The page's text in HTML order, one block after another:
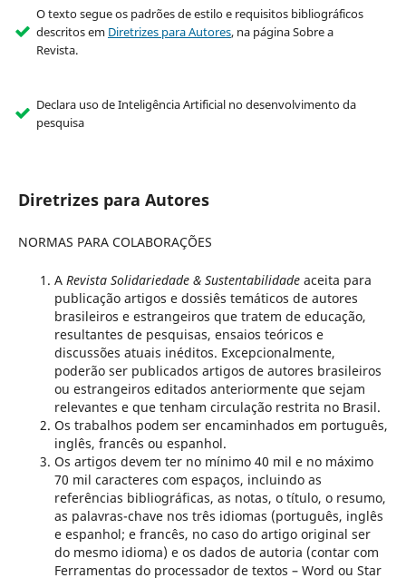
O texto segue os padrões de estilo e requisitos bibliográficos
descritos em Diretrizes para Autores, na página Sobre a
Revista.
Declara uso de Inteligência Artificial no desenvolvimento da
pesquisa
Diretrizes para Autores
NORMAS PARA COLABORAÇÕES
A Revista Solidariedade & Sustentabilidade aceita para
publicação artigos e dossiês temáticos de autores
brasileiros e estrangeiros que tratem de educação,
resultantes de pesquisas, ensaios teóricos e
discussões atuais inéditos. Excepcionalmente,
poderão ser publicados artigos de autores brasileiros
ou estrangeiros editados anteriormente que sejam
relevantes e que tenham circulação restrita no Brasil.
Os trabalhos podem ser encaminhados em português,
inglês, francês ou espanhol.
Os artigos devem ter no mínimo 40 mil e no máximo
70 mil caracteres com espaços, incluindo as
referências bibliográficas, as notas, o título, o resumo,
as palavras-chave nos três idiomas (português, inglês
e espanhol; e francês, no caso do artigo original ser
do mesmo idioma) e os dados de autoria (contar com
Ferramentas do processador de textos – Word ou Star